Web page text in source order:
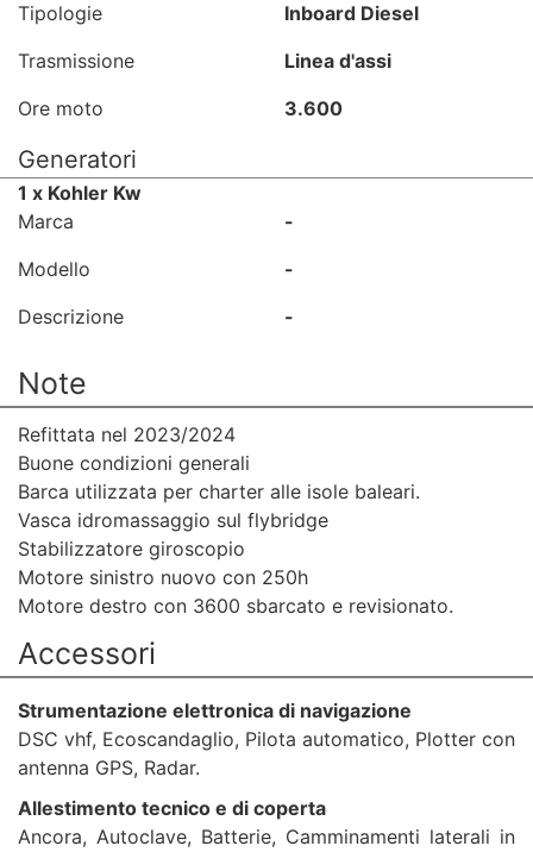
Tipologie
Inboard Diesel
Trasmissione
Linea d'assi
Ore moto
3.600
Generatori
1 x Kohler Kw
Marca
-
Modello
-
Descrizione
-
Note
Refittata nel 2023/2024
Buone condizioni generali
Barca utilizzata per charter alle isole baleari.
Vasca idromassaggio sul flybridge
Stabilizzatore giroscopio
Motore sinistro nuovo con 250h
Motore destro con 3600 sbarcato e revisionato.
Accessori
Strumentazione elettronica di navigazione
DSC vhf, Ecoscandaglio, Pilota automatico, Plotter con
antenna GPS, Radar.
Allestimento tecnico e di coperta
Ancora, Autoclave, Batterie, Camminamenti laterali in